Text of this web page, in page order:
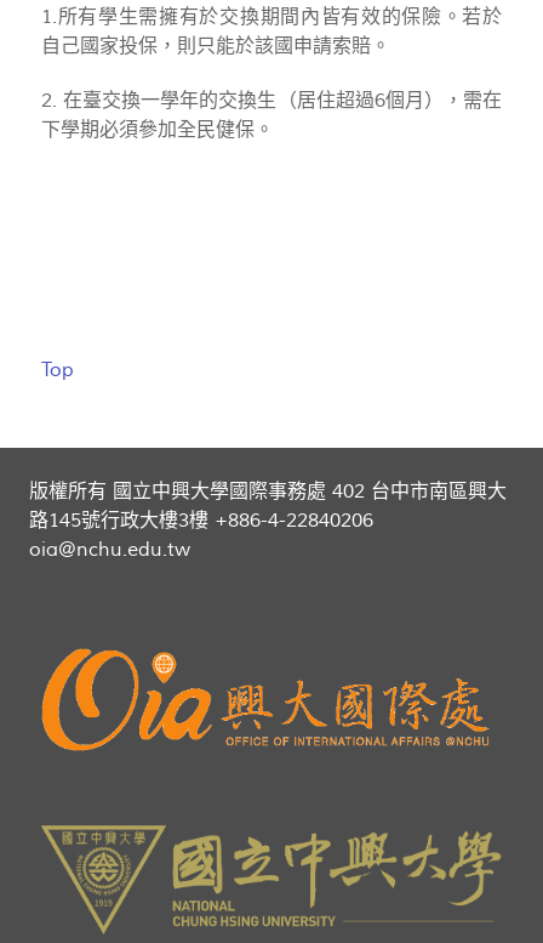
1.所有學生需擁有於交換期間內皆有效的保險。若於
自己國家投保，則只能於該國申請索賠。
2. 在臺交換一學年的交換生（居住超過6個月），需在
下學期必須參加全民健保。
Top
版權所有 國立中興大學國際事務處 402 台中市南區興大
路145號行政大樓3樓 +886-4-22840206
oia@nchu.edu.tw